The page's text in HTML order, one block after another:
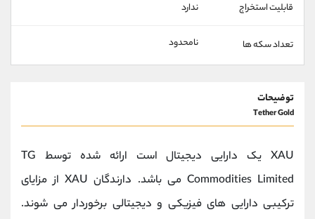
قابلیت استخراج ندارد
تعداد سکه ها نامحدود
توضیحات
Tether Gold
XAU یک دارایی دیجیتال است ارائه شده توسط TG
Commodities Limited می باشد. دارندگان XAU از مزایای
ترکیبی دارایی های فیزیکی و دیجیتالی برخوردار می شوند.